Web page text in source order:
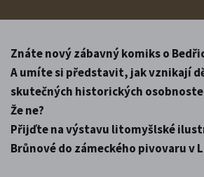
Znáte nový zábavný komiks o
A umíte si představit, jak vznikají
skutečných historických
Že ne?
Přijďte na výstavu litomyšlské
Brůnové do zámeckého pivovaru v